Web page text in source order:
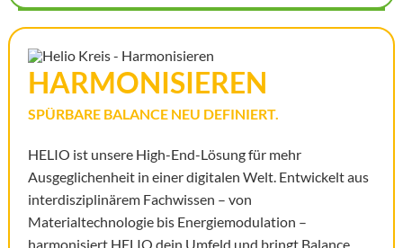
HARMONI­SIEREN
SPÜRBARE BALANCE NEU DEFINIERT.
HELIO ist unsere High-End-Lösung für mehr
Ausgeglichenheit in einer digitalen Welt. Entwickelt aus
interdisziplinärem Fachwissen – von
Materialtechnologie bis Energiemodulation –
harmonisiert HELIO dein Umfeld und bringt Balance